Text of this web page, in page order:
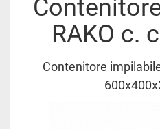
RAKO c.
Contenitore